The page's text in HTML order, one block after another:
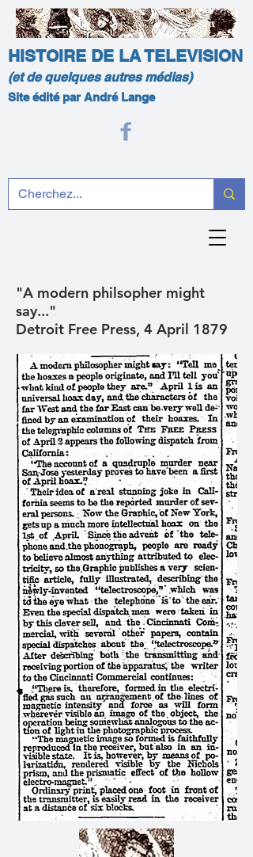
HISTOIRE DE LA TELEVISION
(et de quelques autres médias)
Site édité par André Lange
"A modern philsopher might
say..."
Detroit Free Press, 4 April 1879